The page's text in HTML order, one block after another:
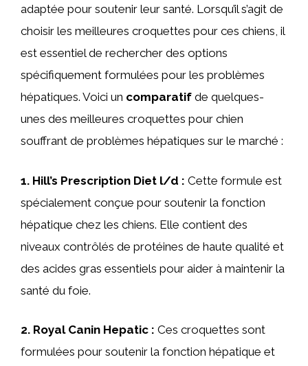
adaptée pour soutenir leur santé. Lorsqu’il s’agit de
choisir les meilleures croquettes pour ces chiens, il
est essentiel de rechercher des options
spécifiquement formulées pour les problèmes
hépatiques. Voici un comparatif de quelques-
unes des meilleures croquettes pour chien
souffrant de problèmes hépatiques sur le marché :
1. Hill’s Prescription Diet l/d : Cette formule est
spécialement conçue pour soutenir la fonction
hépatique chez les chiens. Elle contient des
niveaux contrôlés de protéines de haute qualité et
des acides gras essentiels pour aider à maintenir la
santé du foie.
2. Royal Canin Hepatic : Ces croquettes sont
formulées pour soutenir la fonction hépatique et